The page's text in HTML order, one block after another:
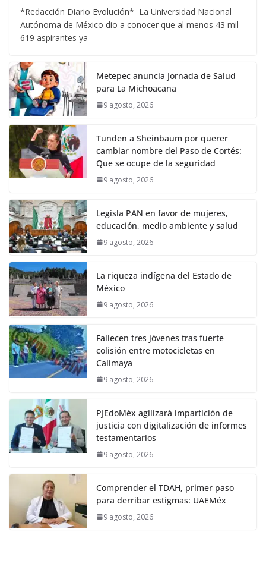
*Redacción Diario Evolución* La Universidad Nacional
Autónoma de México dio a conocer que al menos 43 mil
619 aspirantes ya
Metepec anuncia Jornada de Salud
para La Michoacana
9 agosto, 2026
Tunden a Sheinbaum por querer
cambiar nombre del Paso de Cortés:
Que se ocupe de la seguridad
9 agosto, 2026
Legisla PAN en favor de mujeres,
educación, medio ambiente y salud
9 agosto, 2026
La riqueza indígena del Estado de
México
9 agosto, 2026
Fallecen tres jóvenes tras fuerte
colisión entre motocicletas en
Calimaya
9 agosto, 2026
PJEdoMéx agilizará impartición de
justicia con digitalización de informes
testamentarios
9 agosto, 2026
Comprender el TDAH, primer paso
para derribar estigmas: UAEMéx
9 agosto, 2026